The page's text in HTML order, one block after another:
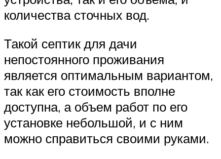
количества сточных вод.
Такой септик для дачи
непостоянного проживания
является оптимальным вариантом,
так как его стоимость вполне
доступна, а объем работ по его
установке небольшой, и с ним
можно справиться своими руками.